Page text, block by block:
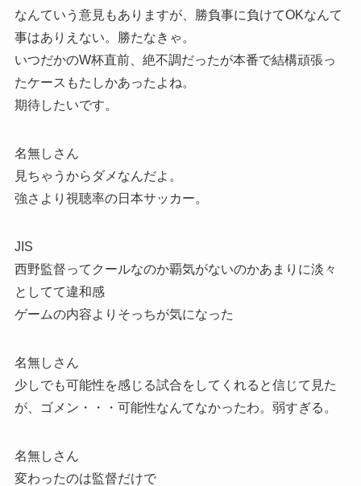
なんていう意見もありますが、勝負事に負けてOKなんて
事はありえない。勝たなきゃ。
いつだかのW杯直前、絶不調だったが本番で結構頑張っ
たケースもたしかあったよね。
期待したいです。
名無しさん
見ちゃうからダメなんだよ。
強さより視聴率の日本サッカー。
JIS
西野監督ってクールなのか覇気がないのかあまりに淡々
としてて違和感
ゲームの内容よりそっちが気になった
名無しさん
少しでも可能性を感じる試合をしてくれると信じて見た
が、ゴメン・・・可能性なんてなかったわ。弱すぎる。
名無しさん
変わったのは監督だけで